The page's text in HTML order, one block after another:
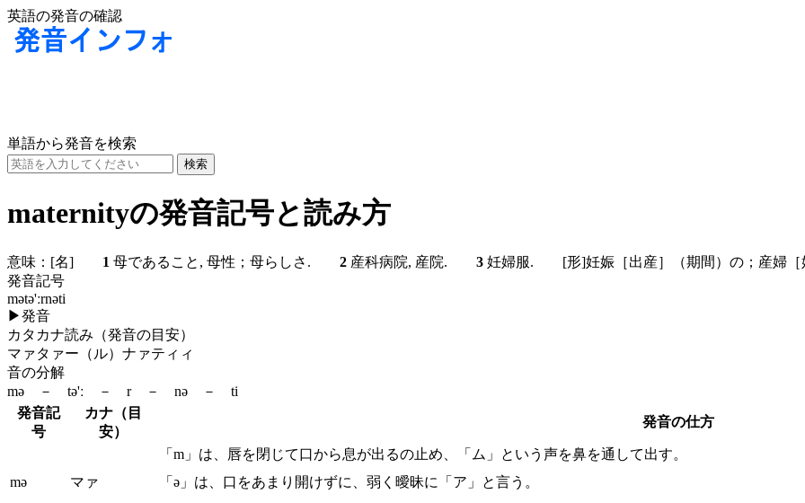
英語の発音の確認
単語から発音を検索
maternityの発音記号と読み方
意味： [名] 1 母であること, 母性；母らしさ. 2 産科病院, 産院. 3 妊婦服. [形]妊娠［出産］（期間）の；産婦
発音記号
mətə'ːrnəti
▶発音
カタカナ読み（発音の目安）
マァタァー（ル）ナァティィ
音の分解
mə － tə'ː － r － nə － ti
発音記
号
カナ（目
安）
発音の仕方
mə マァ
「m」は、唇を閉じて口から息が出るの止め、「ム」という声を鼻を通して出す。
「ə」は、口をあまり開けずに、弱く曖昧に「ア」と言う。